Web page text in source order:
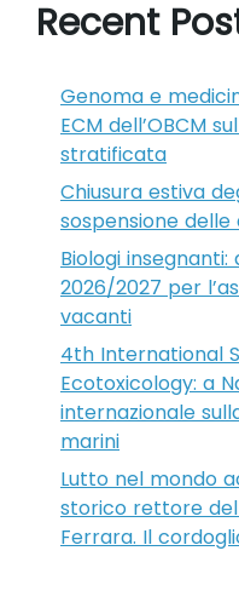
Recent
Genoma e
ECM dell’OBCM
stratificata
Chiusura estiva
sospensione delle
Biologi insegnanti:
2026/2027 per
vacanti
4th International
Ecotoxicology: a
internazionale
marini
Lutto nel mondo
storico rettore
Ferrara. Il